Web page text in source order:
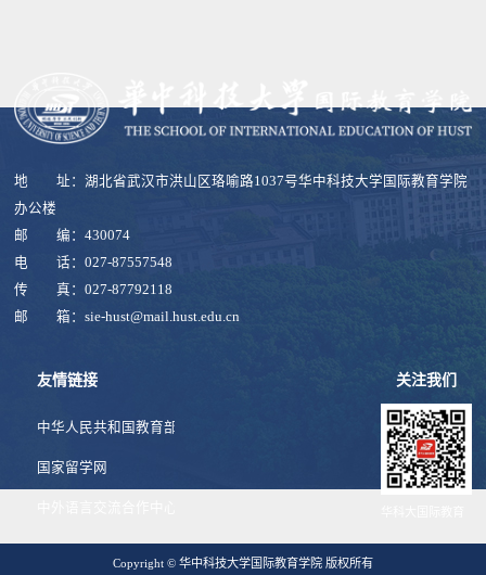
地 址：湖北省武汉市洪山区珞喻路1037号华中科技大学国际教育学院
办公楼
邮 编：430074
电 话：027-87557548
传 真：027-87792118
邮 箱：sie-hust@mail.hust.edu.cn
友情链接
中华人民共和国教育部
国家留学网
关注我们
Copyright © 华中科技大学国际教育学院 版权所有